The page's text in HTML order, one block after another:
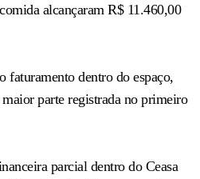
alcançaram R$ 11.460,00
faturamento dentro do espaço,
parte registrada no primeiro
parcial dentro do Ceasa